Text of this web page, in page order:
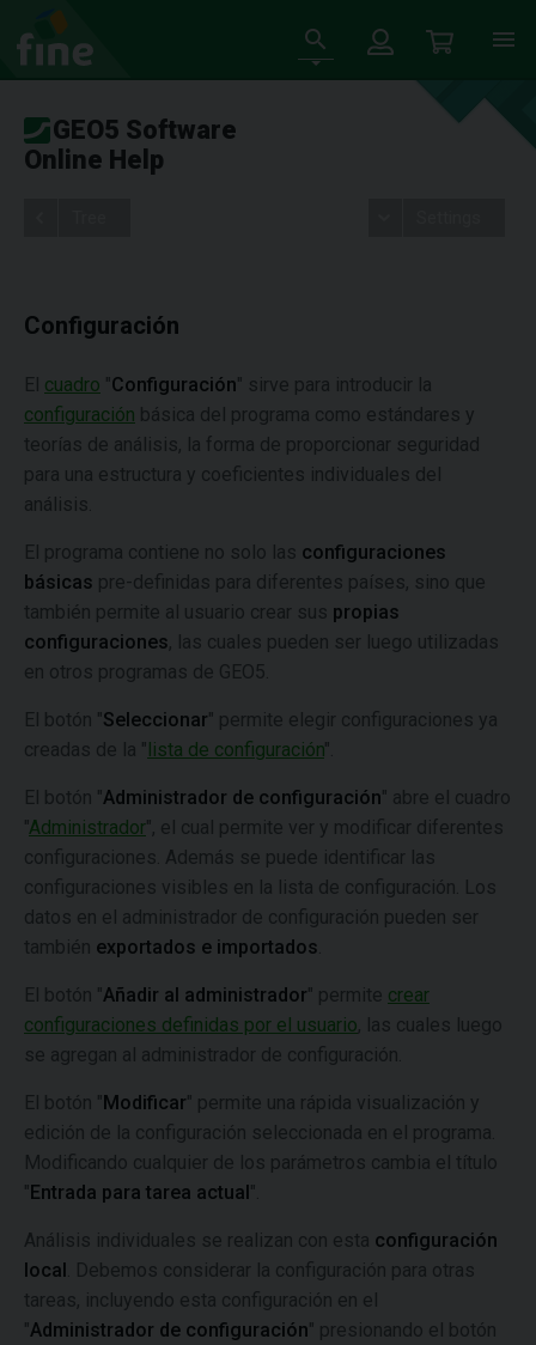
GEO5 Software
Online Help
Configuración
El cuadro "Configuración" sirve para introducir la
configuración básica del programa como estándares y
teorías de análisis, la forma de proporcionar seguridad
para una estructura y coeficientes individuales del
análisis.
El programa contiene no solo las configuraciones
básicas pre-definidas para diferentes países, sino que
también permite al usuario crear sus propias
configuraciones, las cuales pueden ser luego utilizadas
en otros programas de GEO5.
El botón "Seleccionar" permite elegir configuraciones ya
creadas de la "lista de configuración".
El botón "Administrador de configuración" abre el cuadro
"Administrador", el cual permite ver y modificar diferentes
configuraciones. Además se puede identificar las
configuraciones visibles en la lista de configuración. Los
datos en el administrador de configuración pueden ser
también exportados e importados
El botón "Añadir al administrador" permite crear
configuraciones definidas por el usuario, las cuales luego
se agregan al administrador de configuración.
El botón "Modificar" permite una rápida visualización y
edición de la configuración seleccionada en el programa.
Modificando cualquier de los parámetros cambia el título
"Entrada para tarea actual".
Análisis individuales se realizan con esta configuración
local . Debemos considerar la configuración para otras
tareas, incluyendo esta configuración en el
"Administrador de configuración" presionando el botón